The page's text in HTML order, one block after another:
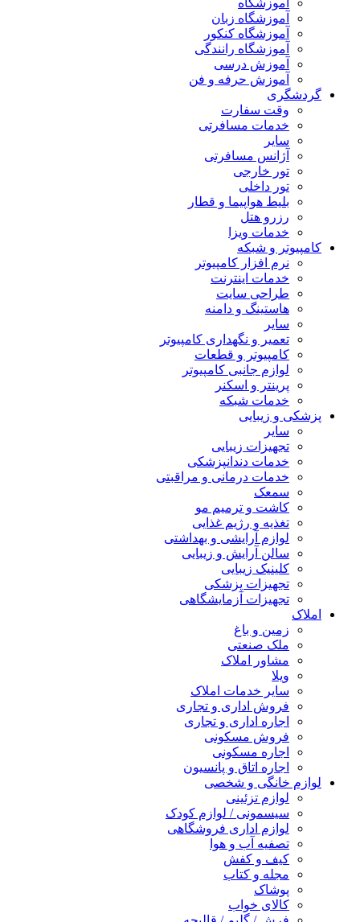
آموزشگاه
آموزشگاه زبان
آموزشگاه کنکور
آموزشگاه رانندگی
آموزش درسی
آموزش حرفه و فن
گردشگری
وقت سفارت
خدمات مسافرتی
سایر
آژانس مسافرتی
تور خارجی
تور داخلی
بلیط هواپیما و قطار
رزرو هتل
خدمات ویزا
کامپیوتر و شبکه
نرم افزار کامپیوتر
خدمات اینترنت
طراحی سایت
هاستینگ و دامنه
سایر
تعمیر و نگهداری کامپیوتر
کامپیوتر و قطعات
لوازم جانبی کامپیوتر
پرینتر و اسکنر
خدمات شبکه
پزشکی و زیبایی
سایر
تجهیزات زیبایی
خدمات دندانپزشکی
خدمات درمانی و مراقبتی
سمعک
کاشت و ترمیم مو
تغذیه و رژیم غذایی
لوازم آرایشی و بهداشتی
سالن آرایش و زیبایی
کلینیک زیبایی
تجهیزات پزشکی
تجهیزات آزمایشگاهی
املاک
زمین و باغ
ملک صنعتی
مشاور املاک
ویلا
سایر خدمات املاک
فروش اداری و تجاری
اجاره اداری و تجاری
فروش مسکونی
اجاره مسکونی
اجاره اتاق و پانسیون
لوازم خانگی و شخصی
لوازم تزئینی
سیسمونی / لوازم کودک
لوازم اداری فروشگاهی
تصفیه آب و هوا
کیف و کفش
مجله و کتاب
پوشاک
کالای خواب